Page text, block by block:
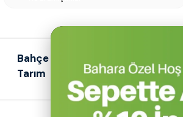
Bahçe &
Tarım
Kamp &
Outdoor